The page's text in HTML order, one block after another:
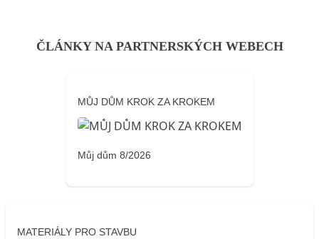
ČLÁNKY NA PARTNERSKÝCH WEBECH
MŮJ DŮM KROK ZA KROKEM
Můj dům 8/2026
MATERIÁLY PRO STAVBU